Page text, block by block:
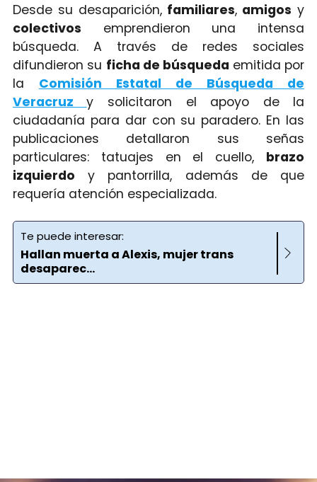
Desde su desaparición,familiares, amigos y
colectivos emprendieron una intensa
búsqueda. A través de redes sociales
difundieron su ficha de búsqueda emitida por
la Comisión Estatal de Búsqueda de
Veracruzy solicitaron el apoyo de la
ciudadanía para dar con su paradero. En las
publicaciones detallaron sus señas
particulares: tatuajes en el cuello, brazo
izquierdo y pantorrilla, además de que
requería atención especializada.
Te puede interesar:
Hallan muerta a Alexis, mujer trans
desaparec...